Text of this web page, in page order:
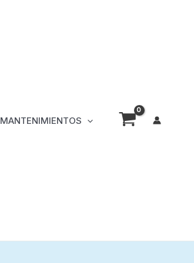
MANTENIMIENTOS